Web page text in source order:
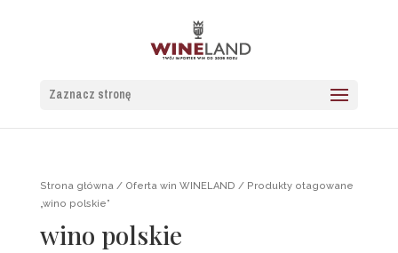
Zaznacz stronę
Strona główna/ Oferta win WINELAND / Produkty otagowane
„wino polskie”
wino polskie